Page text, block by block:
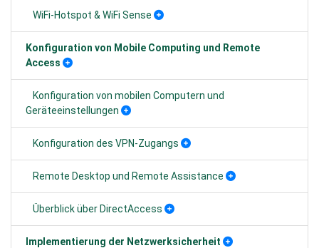
WiFi-Hotspot & WiFi Sense
Konfiguration von Mobile Computing und Remote
Access
Konfiguration von mobilen Computern und
Geräteeinstellungen
Konfiguration des VPN-Zugangs
Remote Desktop und Remote Assistance
Überblick über DirectAccess
Implementierung der Netzwerksicherheit